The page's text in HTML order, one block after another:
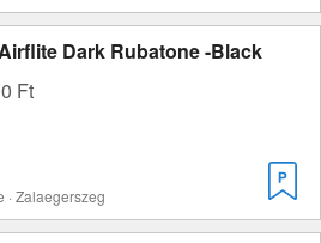
Dark Rubatone -Black
Ft
· Zalaegerszeg